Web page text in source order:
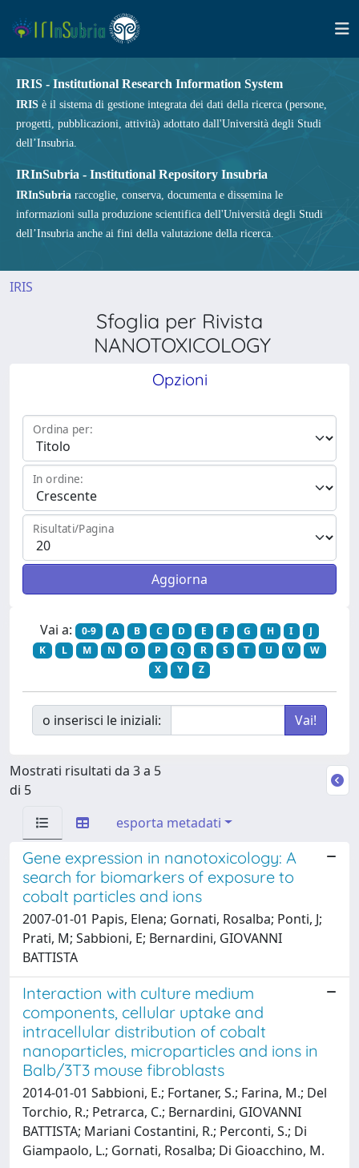
IRIS - Institutional Research Information System
IRIS è il sistema di gestione integrata dei dati della ricerca (persone,
progetti, pubblicazioni, attività) adottato dall'Università degli Studi
dell’Insubria.
IRInSubria - Institutional Repository Insubria
IRInSubria raccoglie, conserva, documenta e dissemina le
informazioni sulla produzione scientifica dell'Università degli Studi
dell’Insubria anche ai fini della valutazione della ricerca.
IRIS
Sfoglia per Rivista
NANOTOXICOLOGY
Opzioni
Ordina per:
In ordine:
Risultati/Pagina
Vai a: 0-9 A B C D E F G H I
J
K
L M N O P Q R S T U V
W
X
Y Z
o inserisci le iniziali:
Mostrati risultati da 3 a 5
di 5
esporta metadati
Gene expression in nanotoxicology: A
search for biomarkers of exposure to
cobalt particles and ions
2007-01-01 Papis, Elena; Gornati, Rosalba; Ponti, J;
Prati, M; Sabbioni, E; Bernardini, GIOVANNI
BATTISTA
Interaction with culture medium
components, cellular uptake and
intracellular distribution of cobalt
nanoparticles, microparticles and ions in
Balb/3T3 mouse fibroblasts
2014-01-01 Sabbioni, E.; Fortaner, S.; Farina, M.; Del
Torchio, R.; Petrarca, C.; Bernardini, GIOVANNI
BATTISTA; Mariani Costantini, R.; Perconti, S.; Di
Giampaolo, L.; Gornati, Rosalba; Di Gioacchino, M.